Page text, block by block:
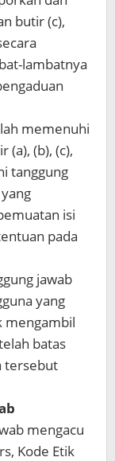
butir (c),
lambatnya
memenuhi
(a), (b), (c),
tanggung
isi
pada
jawab
yang
mengambil
batas
tersebut
mengacu
Kode Etik